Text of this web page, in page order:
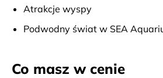
Atrakcje wyspy
Podwodny świat w SEA
Co masz w cenie